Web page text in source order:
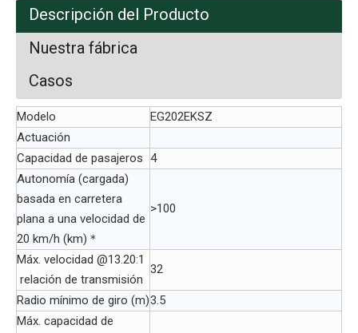
Descripción del Producto
Nuestra fábrica
Casos
Modelo
EG202EKSZ
Actuación
Capacidad de pasajeros 4
Autonomía (cargada)
basada en carretera
plana a una velocidad de
20 km/h (km)＊
>100
Máx. velocidad @13.20:1
relación de transmisión
32
Radio mínimo de giro (m)3.5
Máx. capacidad de